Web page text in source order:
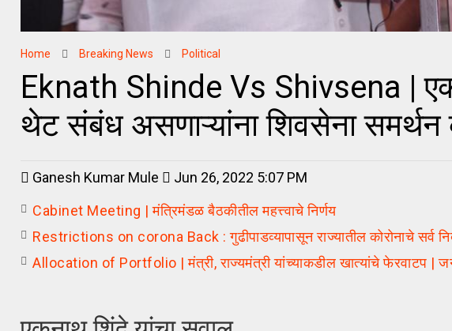
Home Breaking News Political
Eknath Shinde Vs Shivsena |
थेट संबंध असणाऱ्यांना शिवसेना
Ganesh Kumar Mule
Jun 26, 2022 5:07 PM
Cabinet Meeting | मंत्रिमंडळ बैठकीतील महत्त्वाचे निर्णय
Restrictions on corona Back : गुढीपाडव्यापासून राज्यातील कोरोनाचे सर्व
Allocation of Portfolio | मंत्री, राज्यमंत्री यांच्याकडील खात्यांचे फेरवाटप |